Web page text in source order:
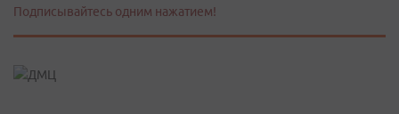
Подписывайтесь одним нажатием!